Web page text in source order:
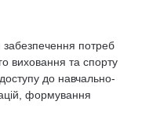
забезпечення потреб
виховання та спорту
до навчально-
формування